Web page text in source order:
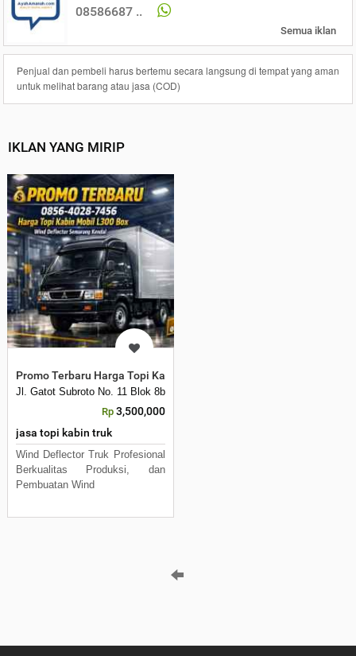
08586687 ..
Semua iklan
Penjual dan pembeli harus bertemu secara langsung di tempat yang aman
untuk melihat barang atau jasa (COD)
IKLAN YANG MIRIP
Promo Terbaru Harga Topi Kabin Mobil L300 Box - Wi
Jl. Gatot Subroto No. 11 Blok 8b, Bambankerep, Ngaliyan, Semarang
Rp 3,500,000
jasa topi kabin truk
Wind Deflector Truk Profesional
Berkualitas Produksi, dan
Pembuatan Wind